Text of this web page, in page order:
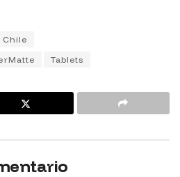
Chile
Tablets